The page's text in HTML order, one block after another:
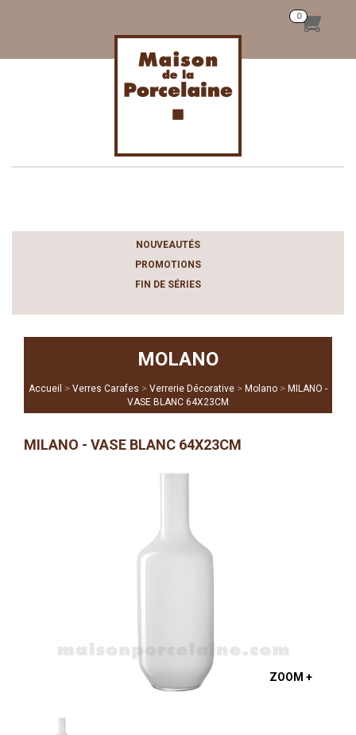
NOUVEAUTÉS
PROMOTIONS
FIN DE SÉRIES
MOLANO
Accueil > Verres Carafes > Verrerie Décorative > Molano > MILANO -
VASE BLANC 64X23CM
MILANO - VASE BLANC 64X23CM
ZOOM +